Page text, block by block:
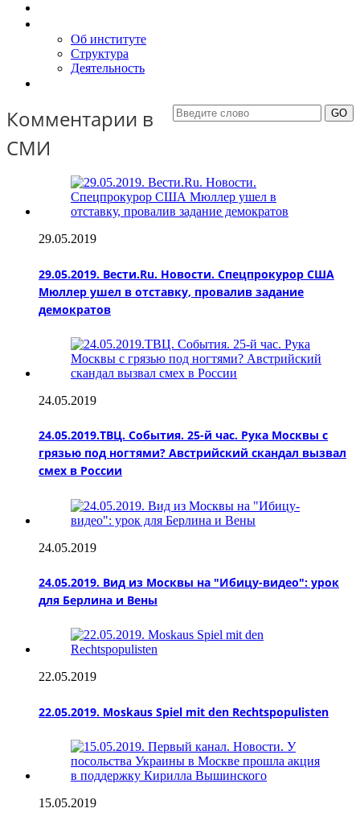
Об институте
Структура
Деятельность
Комментарии в
СМИ
29.05.2019
29.05.2019. Вести.Ru. Новости. Спецпрокурор США
Мюллер ушел в отставку, провалив задание
демократов
24.05.2019
24.05.2019.ТВЦ. События. 25-й час. Рука Москвы с
грязью под ногтями? Австрийский скандал вызвал
смех в России
24.05.2019
24.05.2019. Вид из Москвы на "Ибицу-видео": урок
для Берлина и Вены
22.05.2019
22.05.2019. Moskaus Spiel mit den Rechtspopulisten
15.05.2019